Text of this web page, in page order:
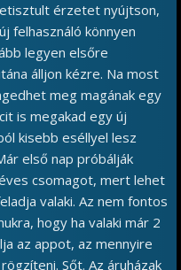
érzetet nyújtson,
felhasználó könnyen
legyen elsőre
álljon kézre. Na most
meg magának egy
is megakad egy új
kisebb eséllyel lesz
első nap próbálják
csomagot, mert lehet
valaki. Az nem fontos
hogy ha valaki már 2
az appot, az mennyire
Sőt. Az áruházak